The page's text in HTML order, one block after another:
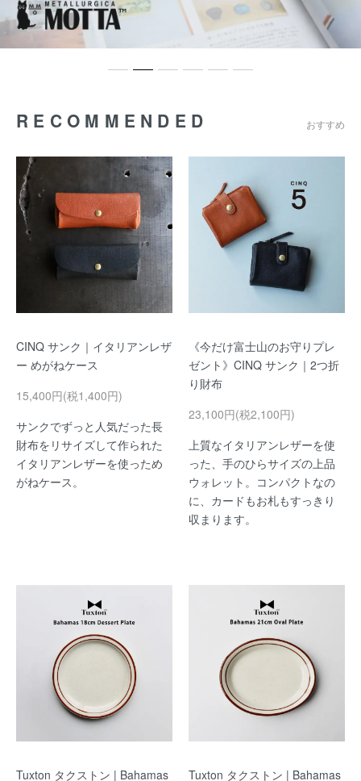
RECOMMENDED おすすめ
CINQ サンク｜イタリアンレザ
ー めがねケース
15,400円(税1,400円)
サンクでずっと人気だった長
財布をリサイズして作られた
イタリアンレザーを使っため
がねケース。
《今だけ富士山のお守りプレ
ゼント》CINQ サンク｜2つ折
り財布
23,100円(税2,100円)
上質なイタリアンレザーを使
った、手のひらサイズの上品
ウォレット。コンパクトなの
に、カードもお札もすっきり
収まります。
Tuxton タクストン | Bahamas
Tuxton タクストン | Bahamas